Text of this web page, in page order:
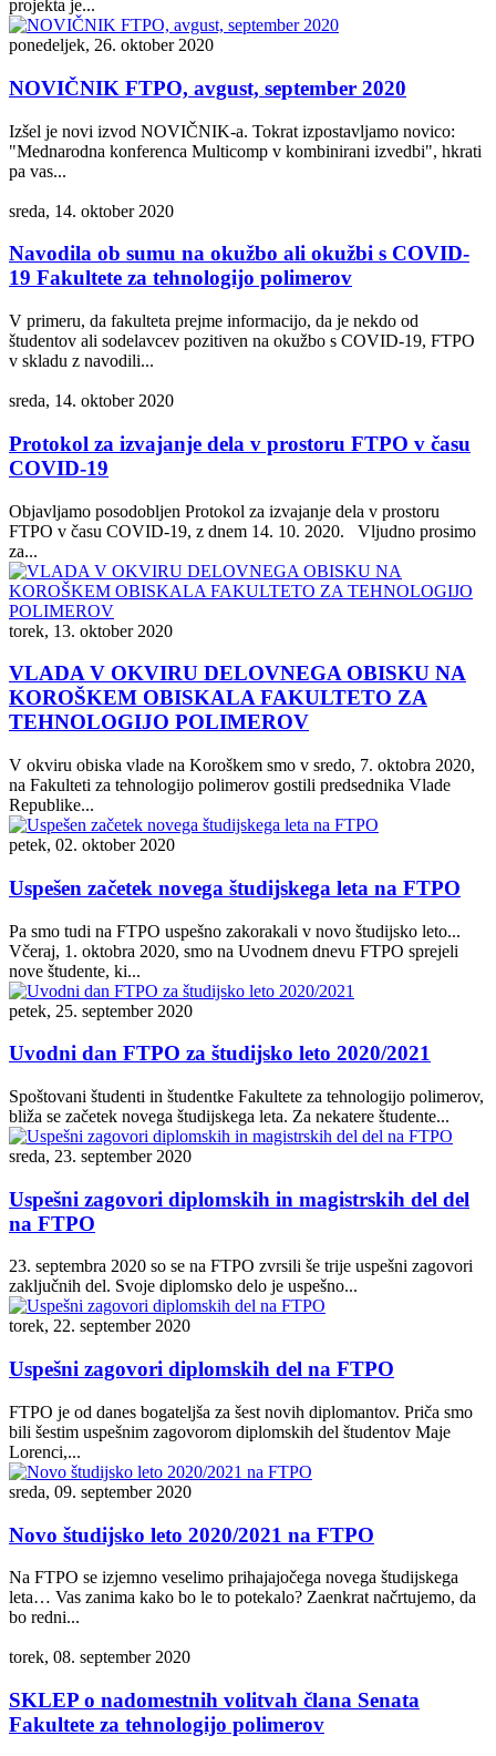
projekta je...
ponedeljek, 26. oktober 2020
NOVIČNIK FTPO, avgust, september 2020
Izšel je novi izvod NOVIČNIK-a. Tokrat izpostavljamo novico:
"Mednarodna konferenca Multicomp v kombinirani izvedbi", hkrati
pa vas...
sreda, 14. oktober 2020
Navodila ob sumu na okužbo ali okužbi s COVID-
19 Fakultete za tehnologijo polimerov
V primeru, da fakulteta prejme informacijo, da je nekdo od
študentov ali sodelavcev pozitiven na okužbo s COVID-19, FTPO
v skladu z navodili...
sreda, 14. oktober 2020
Protokol za izvajanje dela v prostoru FTPO v času
COVID-19
Objavljamo posodobljen Protokol za izvajanje dela v prostoru
FTPO v času COVID-19, z dnem 14. 10. 2020. Vljudno prosimo
za...
torek, 13. oktober 2020
VLADA V OKVIRU DELOVNEGA OBISKU NA
KOROŠKEM OBISKALA FAKULTETO ZA
TEHNOLOGIJO POLIMEROV
V okviru obiska vlade na Koroškem smo v sredo, 7. oktobra 2020,
na Fakulteti za tehnologijo polimerov gostili predsednika Vlade
Republike...
petek, 02. oktober 2020
Uspešen začetek novega študijskega leta na FTPO
Pa smo tudi na FTPO uspešno zakorakali v novo študijsko leto...
Včeraj, 1. oktobra 2020, smo na Uvodnem dnevu FTPO sprejeli
nove študente, ki...
petek, 25. september 2020
Uvodni dan FTPO za študijsko leto 2020/2021
Spoštovani študenti in študentke Fakultete za tehnologijo polimerov,
bliža se začetek novega študijskega leta. Za nekatere študente...
sreda, 23. september 2020
Uspešni zagovori diplomskih in magistrskih del del
na FTPO
23. septembra 2020 so se na FTPO zvrsili še trije uspešni zagovori
zaključnih del. Svoje diplomsko delo je uspešno...
torek, 22. september 2020
Uspešni zagovori diplomskih del na FTPO
FTPO je od danes bogateljša za šest novih diplomantov. Priča smo
bili šestim uspešnim zagovorom diplomskih del študentov Maje
Lorenci,...
sreda, 09. september 2020
Novo študijsko leto 2020/2021 na FTPO
Na FTPO se izjemno veselimo prihajajočega novega študijskega
leta… Vas zanima kako bo le to potekalo? Zaenkrat načrtujemo, da
bo redni...
torek, 08. september 2020
SKLEP o nadomestnih volitvah člana Senata
Fakultete za tehnologijo polimerov